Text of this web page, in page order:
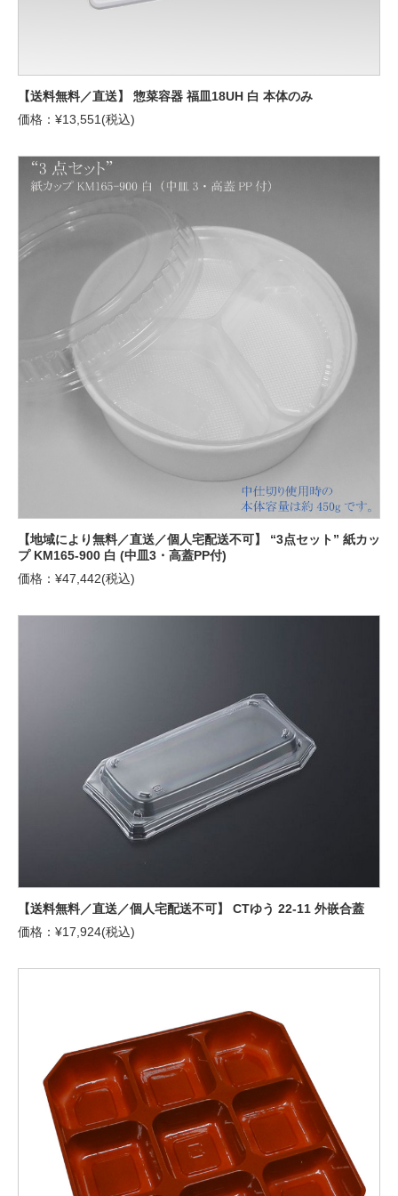
【送料無料／直送】 惣菜容器 福皿18UH 白 本体のみ
価格：¥13,551(税込)
【地域により無料／直送／個人宅配送不可】 “3点セット” 紙カッ
プ KM165-900 白 (中皿3・高蓋PP付)
価格：¥47,442(税込)
【送料無料／直送／個人宅配送不可】 CTゆう 22-11 外嵌合蓋
価格：¥17,924(税込)